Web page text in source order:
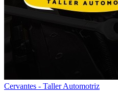
Cervantes - Taller Automotriz